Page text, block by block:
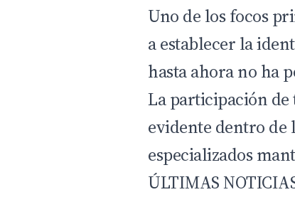
Uno de los focos
a establecer la
hasta ahora no ha
La participación de
evidente dentro de
especializados
ÚLTIMAS